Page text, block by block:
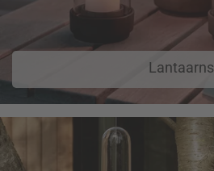
Lantaarns